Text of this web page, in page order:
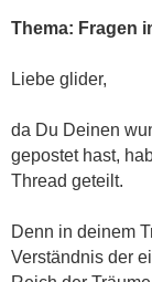
Thema: Fragen
Liebe glider,
da Du Deinen
gepostet hast,
Thread geteilt.
Denn in deinem
Verständnis der